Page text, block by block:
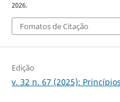
2026.
Fomatos de Citação
Edição
v. 32 n. 67 (2025):